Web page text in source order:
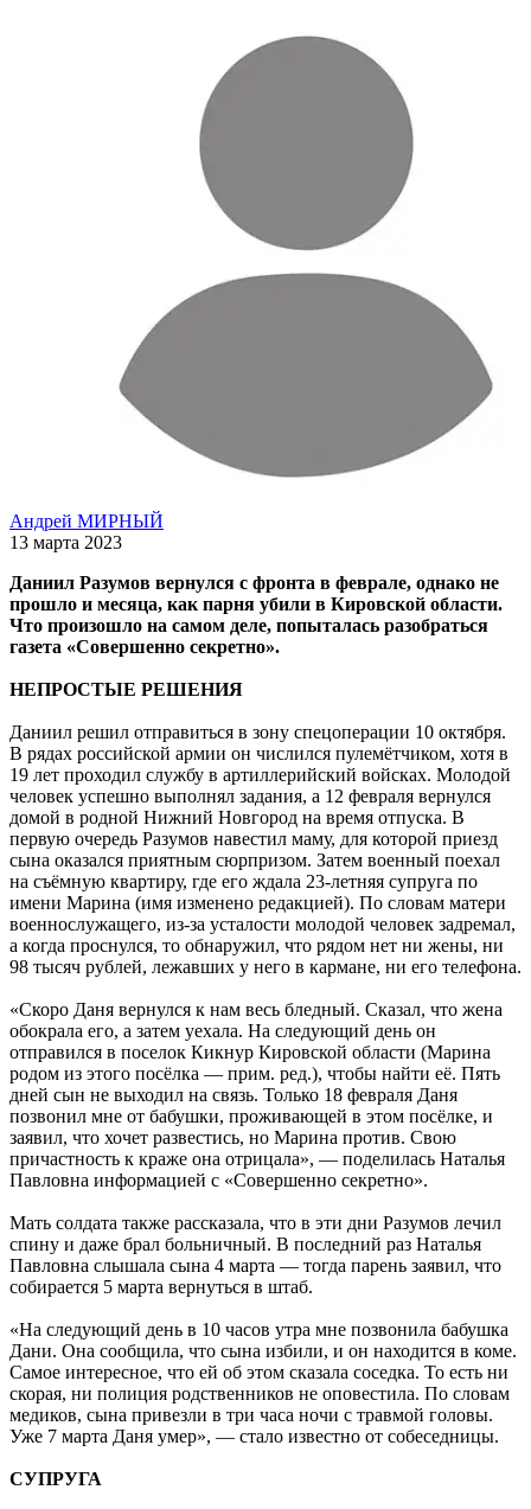
Андрей МИРНЫЙ
13 марта 2023
Даниил Разумов вернулся с фронта в феврале, однако не
прошло и месяца, как парня убили в Кировской области.
Что произошло на самом деле, попыталась разобраться
газета «Совершенно секретно».
НЕПРОСТЫЕ РЕШЕНИЯ
Даниил решил отправиться в зону спецоперации 10 октября.
В рядах российской армии он числился пулемётчиком, хотя в
19 лет проходил службу в артиллерийский войсках. Молодой
человек успешно выполнял задания, а 12 февраля вернулся
домой в родной Нижний Новгород на время отпуска. В
первую очередь Разумов навестил маму, для которой приезд
сына оказался приятным сюрпризом. Затем военный поехал
на съёмную квартиру, где его ждала 23-летняя супруга по
имени Марина (имя изменено редакцией). По словам матери
военнослужащего, из-за усталости молодой человек задремал,
а когда проснулся, то обнаружил, что рядом нет ни жены, ни
98 тысяч рублей, лежавших у него в кармане, ни его телефона.
«Скоро Даня вернулся к нам весь бледный. Сказал, что жена
обокрала его, а затем уехала. На следующий день он
отправился в поселок Кикнур Кировской области (Марина
родом из этого посёлка — прим. ред.), чтобы найти её. Пять
дней сын не выходил на связь. Только 18 февраля Даня
позвонил мне от бабушки, проживающей в этом посёлке, и
заявил, что хочет развестись, но Марина против. Свою
причастность к краже она отрицала», — поделилась Наталья
Павловна информацией с «Совершенно секретно».
Мать солдата также рассказала, что в эти дни Разумов лечил
спину и даже брал больничный. В последний раз Наталья
Павловна слышала сына 4 марта — тогда парень заявил, что
собирается 5 марта вернуться в штаб.
«На следующий день в 10 часов утра мне позвонила бабушка
Дани. Она сообщила, что сына избили, и он находится в коме.
Самое интересное, что ей об этом сказала соседка. То есть ни
скорая, ни полиция родственников не оповестила. По словам
медиков, сына привезли в три часа ночи с травмой головы.
Уже 7 марта Даня умер», — стало известно от собеседницы.
СУПРУГА